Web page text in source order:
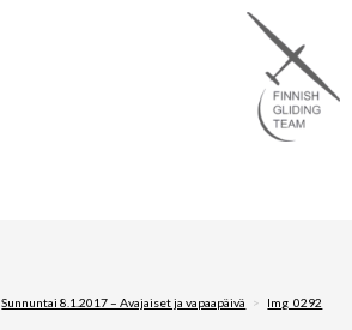
Sunnuntai 8.1.2017 – Avajaiset ja vapaapäivä > Img_0292